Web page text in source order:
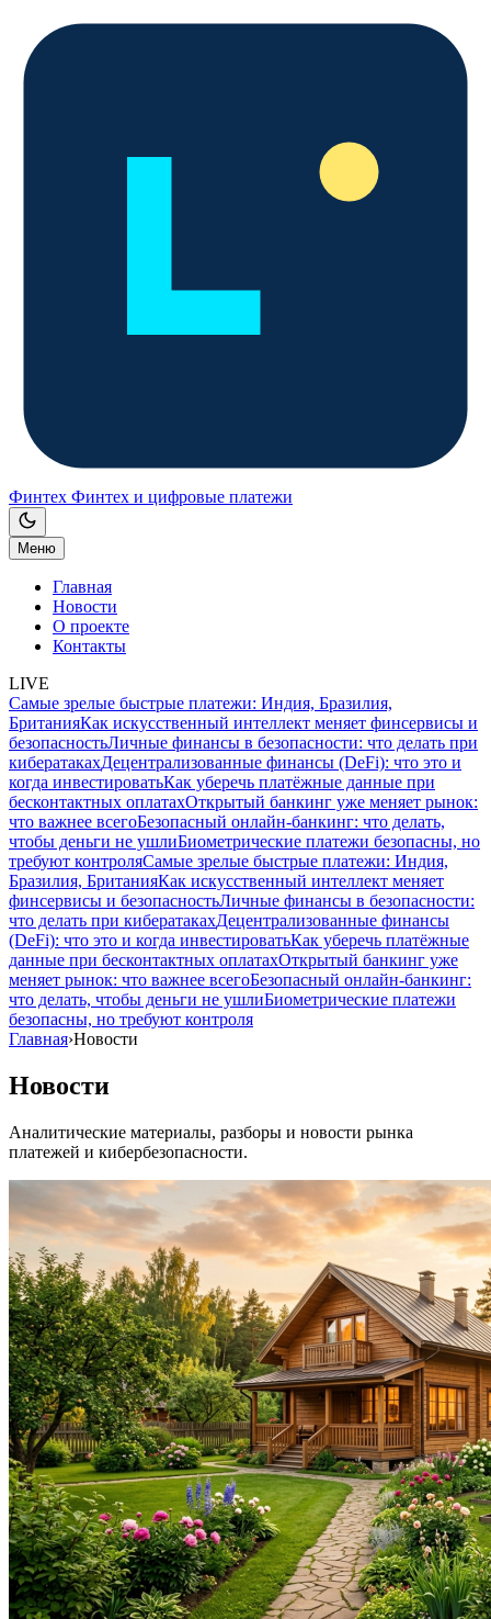
Финтех Финтех и цифровые платежи
Меню
Главная
Новости
О проекте
Контакты
LIVE
Самые зрелые быстрые платежи: Индия, Бразилия,
БританияКак искусственный интеллект меняет финсервисы и
безопасностьЛичные финансы в безопасности: что делать при
кибератакахДецентрализованные финансы (DeFi): что это и
когда инвестироватьКак уберечь платёжные данные при
бесконтактных оплатахОткрытый банкинг уже меняет рынок:
что важнее всегоБезопасный онлайн-банкинг: что делать,
чтобы деньги не ушлиБиометрические платежи безопасны, но
требуют контроляСамые зрелые быстрые платежи: Индия,
Бразилия, БританияКак искусственный интеллект меняет
финсервисы и безопасностьЛичные финансы в безопасности:
что делать при кибератакахДецентрализованные финансы
(DeFi): что это и когда инвестироватьКак уберечь платёжные
данные при бесконтактных оплатахОткрытый банкинг уже
меняет рынок: что важнее всегоБезопасный онлайн-банкинг:
что делать, чтобы деньги не ушлиБиометрические платежи
безопасны, но требуют контроля
Главная›Новости
Новости
Аналитические материалы, разборы и новости рынка
платежей и кибербезопасности.